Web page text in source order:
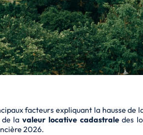
facteurs expliquant la hausse
de lavaleur locative cadastraledes
2026.